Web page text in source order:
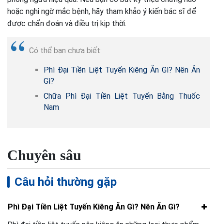
hoặc nghi ngờ mắc bệnh, hãy tham khảo ý kiến bác sĩ để
được chẩn đoán và điều trị kịp thời.
Có thể bạn chưa biết:
Phì Đại Tiền Liệt Tuyến Kiêng Ăn Gì? Nên Ăn
Gì?
Chữa Phì Đại Tiền Liệt Tuyến Bằng Thuốc
Nam
Chuyên sâu
Câu hỏi thường gặp
Phì Đại Tiền Liệt Tuyến Kiêng Ăn Gì? Nên Ăn Gì?